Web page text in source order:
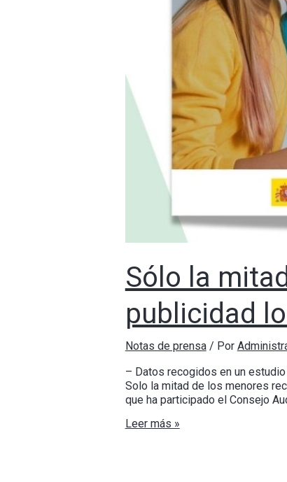
Sólo la
publicidad
Notas de prensa/ Por
– Datos recogidos en un
Solo la mitad de los menores
que ha participado el Consejo
Leer más »